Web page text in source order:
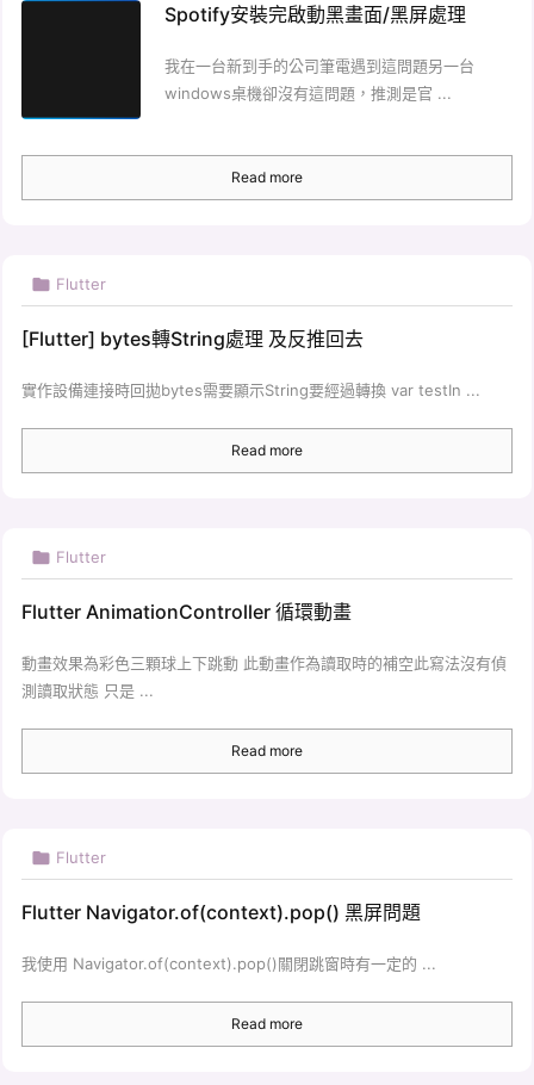
Spotify安裝完啟動黑畫面/黑屏處理
我在一台新到手的公司筆電遇到這問題另一台
windows桌機卻沒有這問題，推測是官 ...
Read more
 Flutter
[Flutter] bytes轉String處理 及反推回去
實作設備連接時回拋bytes需要顯示String要經過轉換 var testIn ...
Read more
 Flutter
Flutter AnimationController 循環動畫
動畫效果為彩色三顆球上下跳動 此動畫作為讀取時的補空此寫法沒有偵
測讀取狀態 只是 ...
Read more
 Flutter
Flutter Navigator.of(context).pop() 黑屏問題
我使用 Navigator.of(context).pop()關閉跳窗時有一定的 ...
Read more